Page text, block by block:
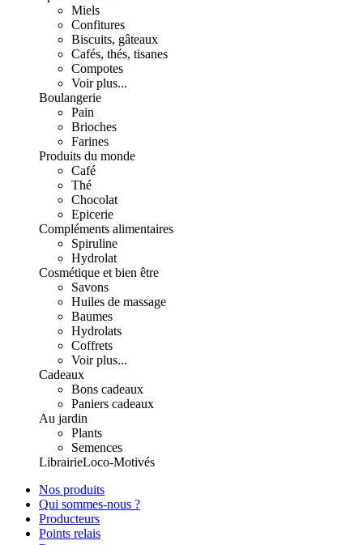
Miels
Confitures
Biscuits, gâteaux
Cafés, thés, tisanes
Compotes
Voir plus...
Boulangerie
Pain
Brioches
Farines
Produits du monde
Café
Thé
Chocolat
Epicerie
Compléments alimentaires
Spiruline
Hydrolat
Cosmétique et bien être
Savons
Huiles de massage
Baumes
Hydrolats
Coffrets
Voir plus...
Cadeaux
Bons cadeaux
Paniers cadeaux
Au jardin
Plants
Semences
LibrairieLoco-Motivés
Nos produits
Qui sommes-nous ?
Producteurs
Points relais